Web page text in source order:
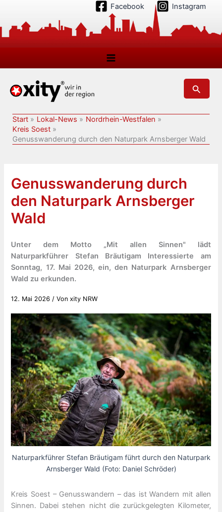
springen
Facebook Instagram
Suchen
Start Lokal-News
Nordrhein-Westfalen
Kreis Soest
Genusswanderung durch den Naturpark Arnsberger Wald
Genusswanderung durch
den Naturpark Arnsberger
Wald
Unter dem Motto „Mit allen Sinnen" lädt
Naturparkführer Stefan Bräutigam Interessierte am
Sonntag, 17. Mai 2026, ein, den Naturpark Arnsberger
Wald zu erkunden.
12. Mai 2026 / Vonxity NRW
Naturparkführer Stefan Bräutigam führt durch den Naturpark
Arnsberger Wald (Foto: Daniel Schröder)
Kreis Soest – Genusswandern – das ist Wandern mit allen
Sinnen. Dabei stehen nicht die zurückgelegten Kilometer,